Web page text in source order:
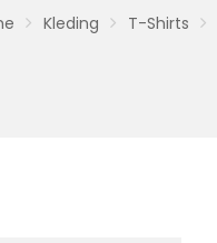
Kleding T-Shirts